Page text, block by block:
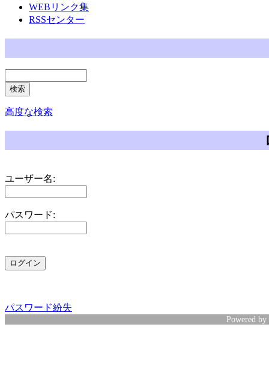
WEBリンク集
RSSセンター
高度な検索
ユーザー名:
パスワード:
パスワード紛失
Powered by